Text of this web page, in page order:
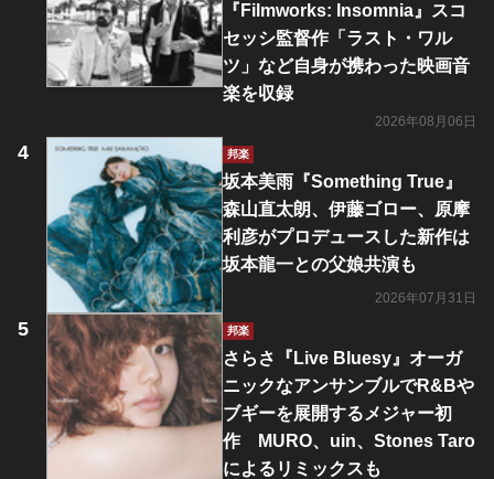
『Filmworks: Insomnia』スコ
セッシ監督作「ラスト・ワル
ツ」など自身が携わった映画音
楽を収録
2026年08月06日
邦楽
坂本美雨『Something True』
森山直太朗、伊藤ゴロー、原摩
利彦がプロデュースした新作は
坂本龍一との父娘共演も
2026年07月31日
邦楽
さらさ『Live Bluesy』オーガ
ニックなアンサンブルでR&Bや
ブギーを展開するメジャー初
作 MURO、uin、Stones Taro
によるリミックスも